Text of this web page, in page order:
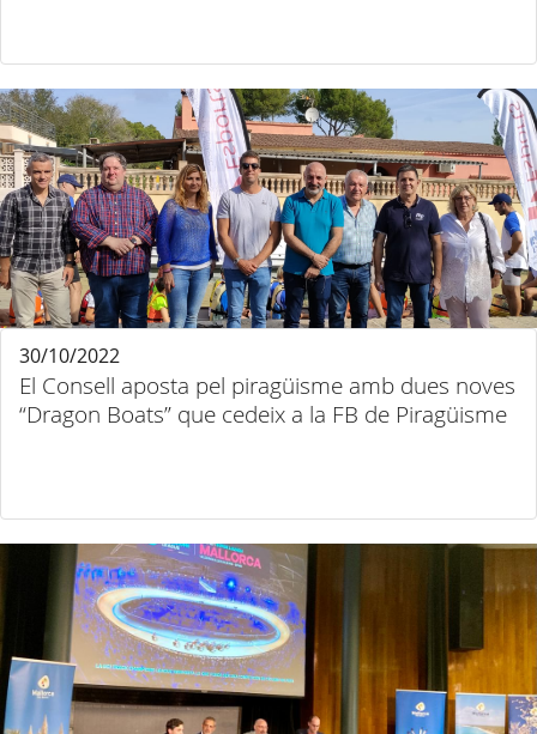
El Consell aposta pel piragüisme amb dues noves
“Dragon Boats” que cedeix a la FB de Piragüisme
30/10/2022